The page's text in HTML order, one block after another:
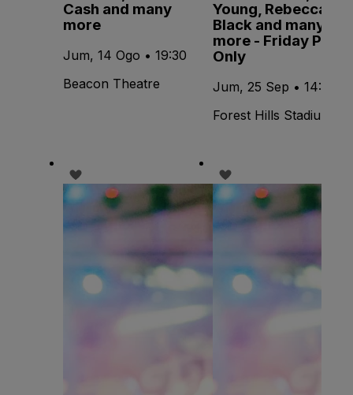
Cash and many
more
Jum, 14 Ogo • 19:30
Beacon Theatre
Young, Rebecca
Black and many
more - Friday Pass
Only
Jum, 25 Sep • 14:15
Forest Hills Stadium